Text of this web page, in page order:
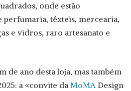
onde estão
perfumaria, têxteis, mercearia,
e vidros, raro artesanato e
de ano desta loja, mas também
a «convite da MoMA Design